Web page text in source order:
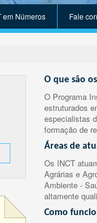
em Números Fale
O que são
O Programa
estruturados
especialistas
formação de
Áreas de
Os INCT
Agrárias e
Ambiente -
altamente
Como